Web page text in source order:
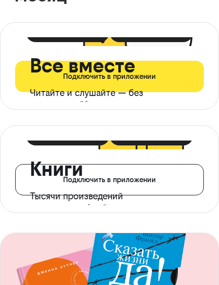
Все вместе
Читайте и слушайте — без
ограничений*
Подключить в приложении
Книги
Тысячи произведений
с доступом офлайн
Подключить в приложении